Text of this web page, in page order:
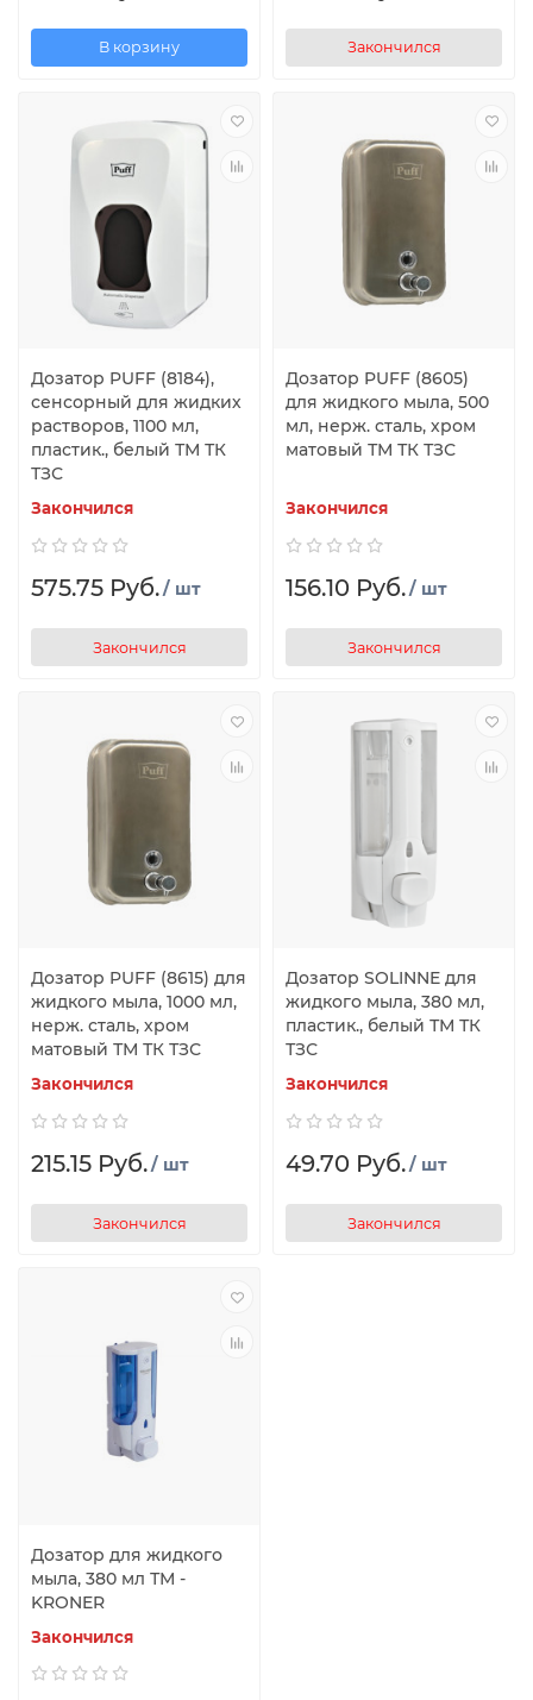
В корзину Закончился
Дозатор PUFF (8184),
сенсорный для жидких
растворов, 1100 мл,
пластик., белый ТМ ТК
ТЗС
Закончился
575.75 Руб./ шт
Закончился
Дозатор PUFF (8605)
для жидкого мыла, 500
мл, нерж. сталь, хром
матовый ТМ ТК ТЗС
Закончился
156.10 Руб./ шт
Закончился
Дозатор PUFF (8615) для
жидкого мыла, 1000 мл,
нерж. сталь, хром
матовый ТМ ТК ТЗС
Закончился
215.15 Руб./ шт
Закончился
Дозатор SOLINNE для
жидкого мыла, 380 мл,
пластик., белый ТМ ТК
ТЗС
Закончился
49.70 Руб./ шт
Закончился
Дозатор для жидкого
мыла, 380 мл ТМ -
KRONER
Закончился